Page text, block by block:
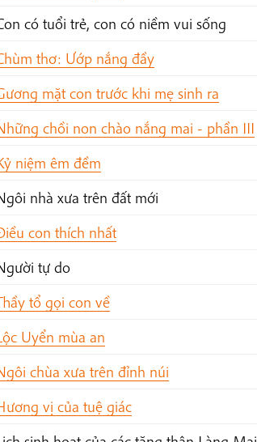
có tuổi trẻ, con có niềm vui sống
thơ: Ướp nắng đầy
mặt con trước khi mẹ sinh ra
chồi non chào nắng mai - phần III
niệm êm đềm
nhà xưa trên đất mới
con thích nhất
tự do
tổ gọi con về
Uyển mùa an
chùa xưa trên đỉnh núi
vị của tuệ giác